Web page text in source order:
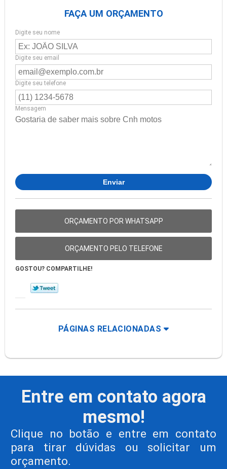
FAÇA UM ORÇAMENTO
Digite seu nome
Digite seu email
Digite seu telefone
Mensagem
ORÇAMENTO POR WHATSAPP
ORÇAMENTO PELO TELEFONE
GOSTOU? COMPARTILHE!
PÁGINAS RELACIONADAS
Entre em contato agora
mesmo!
Clique no botão e entre em contato
para tirar dúvidas ou solicitar um
orçamento.